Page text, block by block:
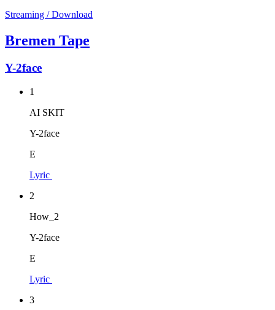
Streaming / Download
Bremen Tape
Y-2face
1
AI SKIT
Y-2face
E
Lyric
2
How_2
Y-2face
E
Lyric
3